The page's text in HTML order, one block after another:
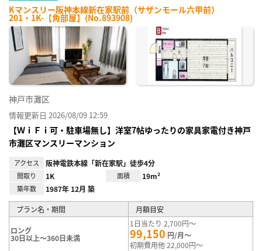
Kマンスリー阪神本線新在家駅前（サザンモール六甲前）
201・1K-【角部屋】(No.893908)
神戸市灘区
情報更新日 2026/08/09 12:59
【ＷｉＦｉ可・駐車場無し】洋室7帖ゆったりの家具家電付き神戸
市灘区マンスリーマンション
アクセス 阪神電鉄本線「新在家駅」徒歩4分
間取り 1K 面積 19m²
築年数 1987年 12月 築
プラン名・期間 月額目安
ロング
30日以上～360日未満
1日当たり 2,700円～
99,150 円/月～
初期費用他 22,000円～